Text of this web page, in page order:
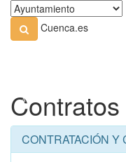
Cuenca.es
CONTRATACIÓN Y